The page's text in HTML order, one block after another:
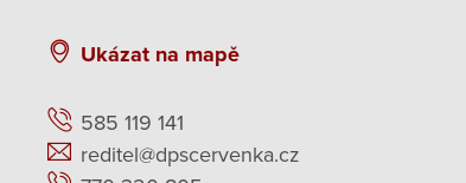
Ukázat na mapě
585 119 141
reditel@dpscervenka.cz